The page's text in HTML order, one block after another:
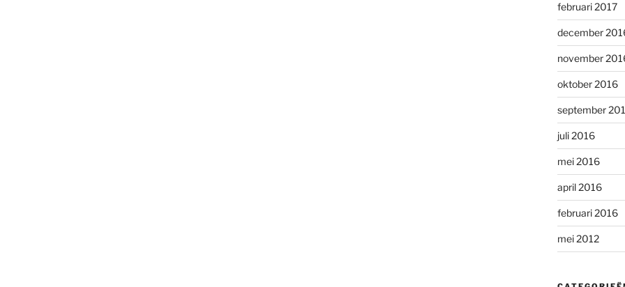
februari 2017
december
november
oktober 2016
september
juli 2016
mei 2016
april 2016
februari 2016
mei 2012